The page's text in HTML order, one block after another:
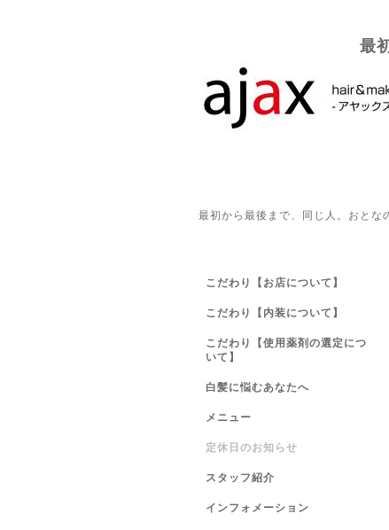
最
最初から最後まで、同じ人。おとな
こだわり【お店について】
こだわり【内装について】
こだわり【使用薬剤の選定につ
いて】
白髪に悩むあなたへ
メニュー
定休日のお知らせ
スタッフ紹介
インフォメーション